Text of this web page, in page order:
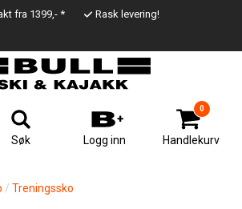
fra 1399,- * Rask levering!
Søk Logg inn Handlekurv
0
Treningssko